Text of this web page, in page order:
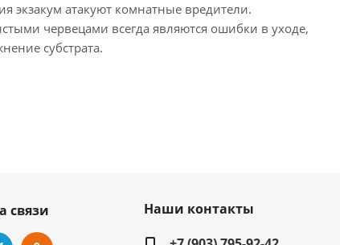
атакуют комнатные вредители.
червецами всегда являются ошибки в уходе,
субстрата.
связи
Наши контакты